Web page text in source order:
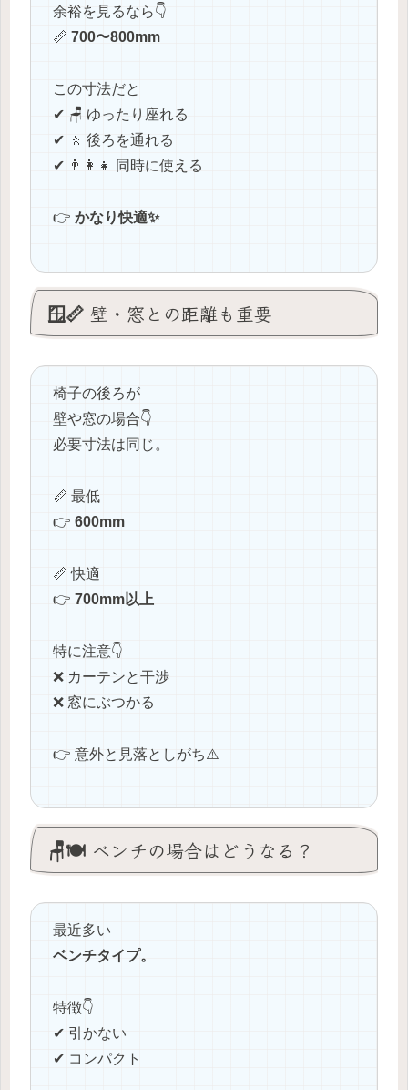
余裕を見るなら👇
📏 700〜800mm
この寸法だと
✔ 🪑 ゆったり座れる
✔ 🚶 後ろを通れる
✔ 👨‍👩‍👧 同時に使える
👉 かなり快適✨
🪟📏 壁・窓との距離も重要
椅子の後ろが
壁や窓の場合👇
必要寸法は同じ。
📏 最低
👉 600mm
📏 快適
👉 700mm以上
特に注意👇
❌ カーテンと干渉
❌ 窓にぶつかる
👉 意外と見落としがち⚠️
🪑🍽️ ベンチの場合はどうなる？
最近多い
ベンチタイプ。
特徴👇
✔ 引かない
✔ コンパクト